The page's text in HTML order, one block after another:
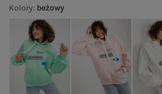
Kolory: beżowy